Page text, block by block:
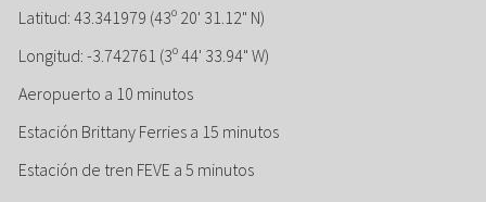
Latitud: 43.341979 (43º 20' 31.12" N)
Longitud: -3.742761 (3º 44' 33.94" W)
Aeropuerto a 10 minutos
Estación Brittany Ferries a 15 minutos
Estación de tren FEVE a 5 minutos